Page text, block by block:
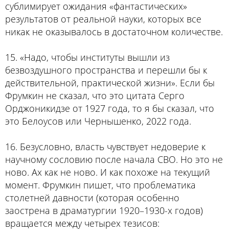
сублимирует ожидания «фантастических»
результатов от реальной науки, которых все
никак не оказывалось в достаточном количестве.
15. «Надо, чтобы институты вышли из
безвоздушного пространства и перешли бы к
действительной, практической жизни». Если бы
Фрумкин не сказал, что это цитата Серго
Орджоникидзе от 1927 года, то я бы сказал, что
это Белоусов или Чернышенко, 2022 года.
16. Безусловно, власть чувствует недоверие к
научному сословию после начала СВО. Но это не
ново. Ах как не ново. И как похоже на текущий
момент. Фрумкин пишет, что проблематика
столетней давности (которая особенно
заострена в драматургии 1920–1930-х годов)
вращается между четырех тезисов: